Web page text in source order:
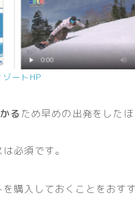
ートHP
るため早めの出発をした
必須です。
購入しておくことをおすす